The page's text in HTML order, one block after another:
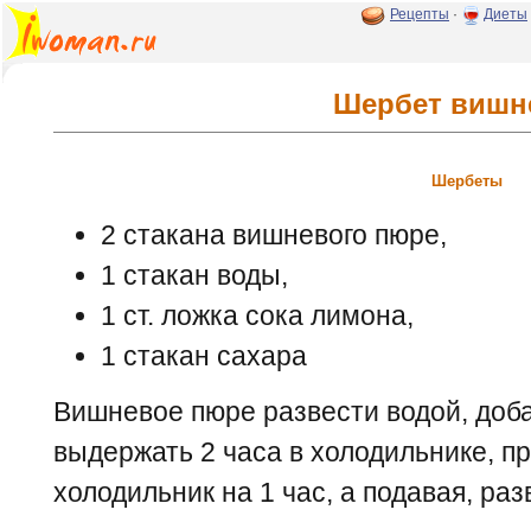
Рецепты · Диеты
Шербет
Шербеты
2 стакана вишневого пюре,
1 стакан воды,
1 ст. ложка сока лимона,
1 стакан сахара
Вишневое пюре развести водой,
выдержать 2 часа в холодильнике,
холодильник на 1 час, а подавая,